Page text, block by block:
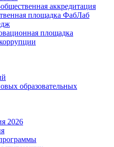
аккредитация
площадка ФабЛаб
площадка
образовательных
2026